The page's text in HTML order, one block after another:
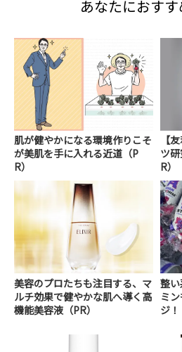
あなたにおす
肌が健やかになる環境作りこそ
が美肌を手に入れる近道（P
R）
【
ツ
R）
美容のプロたちも注目する、マ
ルチ効果で健やかな肌へ導く高
機能美容液（PR）
整
ミ
ジ！